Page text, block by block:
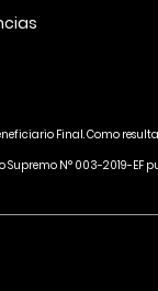
Final. Como
N° 003-2019-